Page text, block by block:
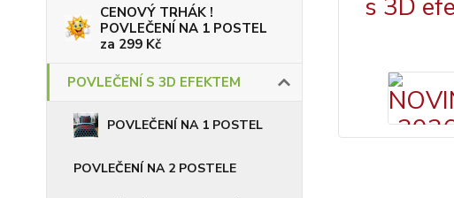
CENOVÝ TRHÁK !
POVLEČENÍ NA 1 POSTEL
za 299 Kč
POVLEČENÍ S 3D EFEKTEM
POVLEČENÍ NA 1 POSTEL
POVLEČENÍ NA 2 POSTELE